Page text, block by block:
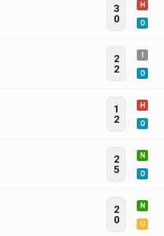
3
0
H
O
2
2
O
1
2
H
O
2
5
N
O
2
0
N
U